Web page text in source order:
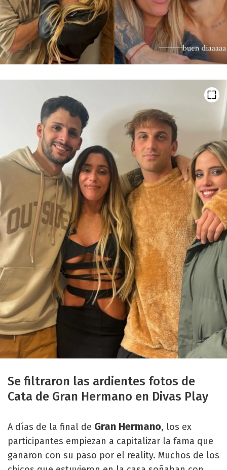
Se filtraron las ardientes fotos de
Cata de Gran Hermano en Divas Play
A días de la final de Gran Hermano, los ex
participantes empiezan a capitalizar la fama que
ganaron con su paso por el reality. Muchos de los